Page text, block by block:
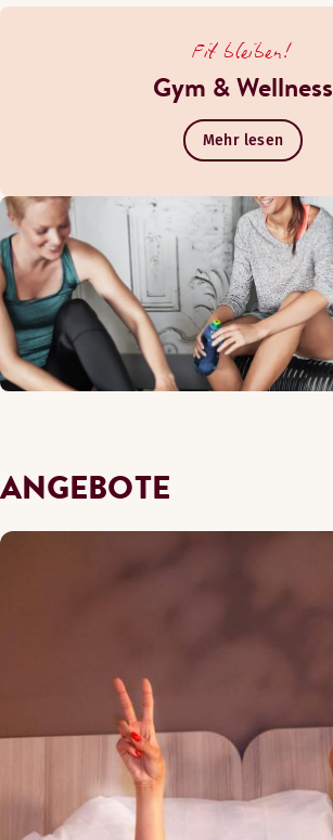
Fit bleiben!
Gym & Wellness
Mehr lesen
ANGEBOTE